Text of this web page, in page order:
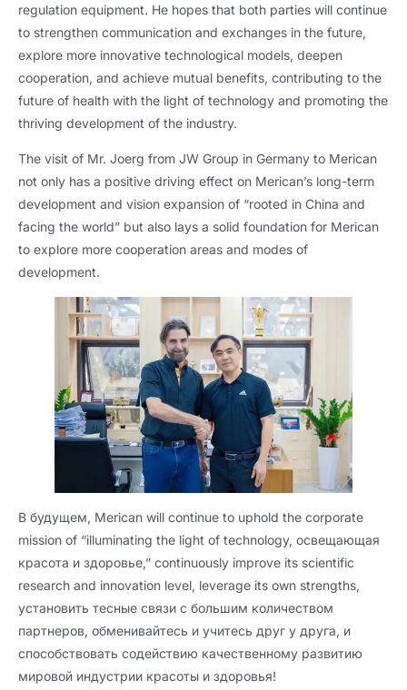
regulation equipment. He hopes that both parties will continue
to strengthen communication and exchanges in the future,
explore more innovative technological models, deepen
cooperation, and achieve mutual benefits, contributing to the
future of health with the light of technology and promoting the
thriving development of the industry.
The visit of Mr. Joerg from JW Group in Germany to Merican
not only has a positive driving effect on Merican’s long-term
development and vision expansion of “rooted in China and
facing the world” but also lays a solid foundation for Merican
to explore more cooperation areas and modes of
development.
В будущем, Merican will continue to uphold the corporate
mission of “illuminating the light of technology, освещающая
красота и здоровье,” continuously improve its scientific
research and innovation level, leverage its own strengths,
установить тесные связи с большим количеством
партнеров, обменивайтесь и учитесь друг у друга, и
способствовать содействию качественному развитию
мировой индустрии красоты и здоровья!